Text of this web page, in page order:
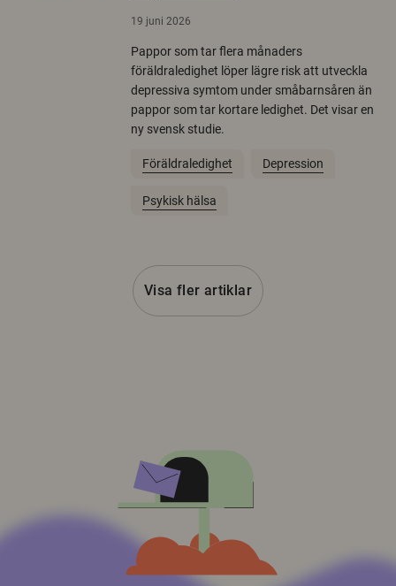
19 juni 2026
Pappor som tar flera månaders
föräldraledighet löper lägre risk att utveckla
depressiva symtom under småbarnsåren än
pappor som tar kortare ledighet. Det visar en
ny svensk studie.
Föräldraledighet Depression
Psykisk hälsa
Visa fler artiklar